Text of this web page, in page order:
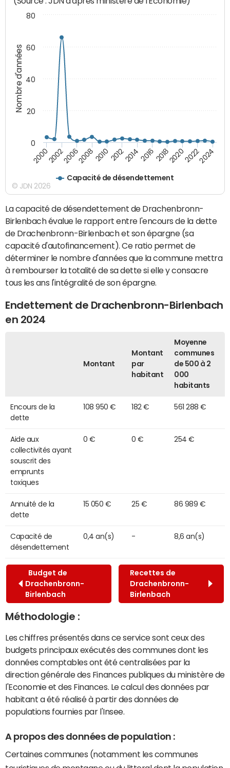
Nombre d'années
Capacité de désendettement
20002002200620082010 2012201420162018202020222024
0
20
40
60
80
© JDN 2026
La capacité de désendettement de Drachenbronn-
Birlenbach évalue le rapport entre l'encours de la dette
de Drachenbronn-Birlenbach et son épargne (sa
capacité d'autofinancement). Ce ratio permet de
déterminer le nombre d'années que la commune mettra
à rembourser la totalité de sa dette si elle y consacre
tous les ans l'intégralité de son épargne.
Endettement de Drachenbronn-Birlenbach
en 2024
Montant
Montant
par
habitant
Moyenne
communes
de 500 à 2
000
habitants
Encours de la
dette
108 950 € 182 € 561 288 €
Aide aux
collectivités ayant
souscrit des
emprunts
toxiques
0 € 0 € 254 €
Annuité de la
dette
15 050 € 25 € 86 989 €
Capacité de
désendettement
0,4 an(s) - 8,6 an(s)
Budget de
Drachenbronn-
Birlenbach
Recettes de
Drachenbronn-
Birlenbach
Méthodologie :
Les chiffres présentés dans ce service sont ceux des
budgets principaux exécutés des communes dont les
données comptables ont été centralisées par la
direction générale des Finances publiques du ministère de
l'Economie et des Finances. Le calcul des données par
habitant a été réalisé à partir des données de
populations fournies par l'Insee.
A propos des données de population :
Certaines communes (notamment les communes